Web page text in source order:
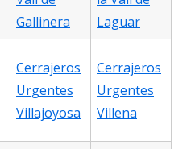
Gallinera
Laguar
Cerrajeros
Urgentes
Villajoyosa
Cerrajeros
Urgentes
Villena